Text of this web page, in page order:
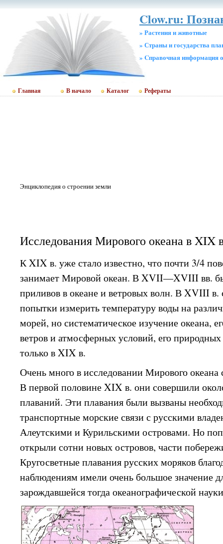
Clow.ru:
» Растения и животные
» Страны и государства
» Cправочная информация
Главная В начало Каталог Рефераты
Энциклопедия о строении земли
Исследования Мирового океана в XIX
К XIX в. уже стало известно, что почти 3/4
занимает Мировой океан. В XVII—XVIII вв.
приливов в океане и ветровых волн. В XVIII в.
попытки измерить температуру воды на
морей, но систематическое изучение океана,
ветров и атмосферных условий, его природных
только в XIX в.
Очень много в исследовании Мирового океана
В первой половине XIX в. они совершили
плаваний. Эти плавания были вызваны
транспортные морские связи с русскими
Алеутскими и Курильскими островами. Но
открыли сотни новых островов, части
Кругосветные плавания русских моряков
наблюдениям имели очень большое значение
зарождавшейся тогда океанографической